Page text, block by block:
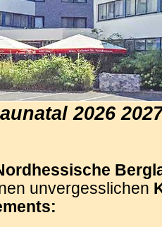
2026
unvergesslichen